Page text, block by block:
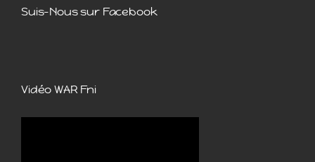
Suis-Nous sur Facebook
Vidéo WAR Fni